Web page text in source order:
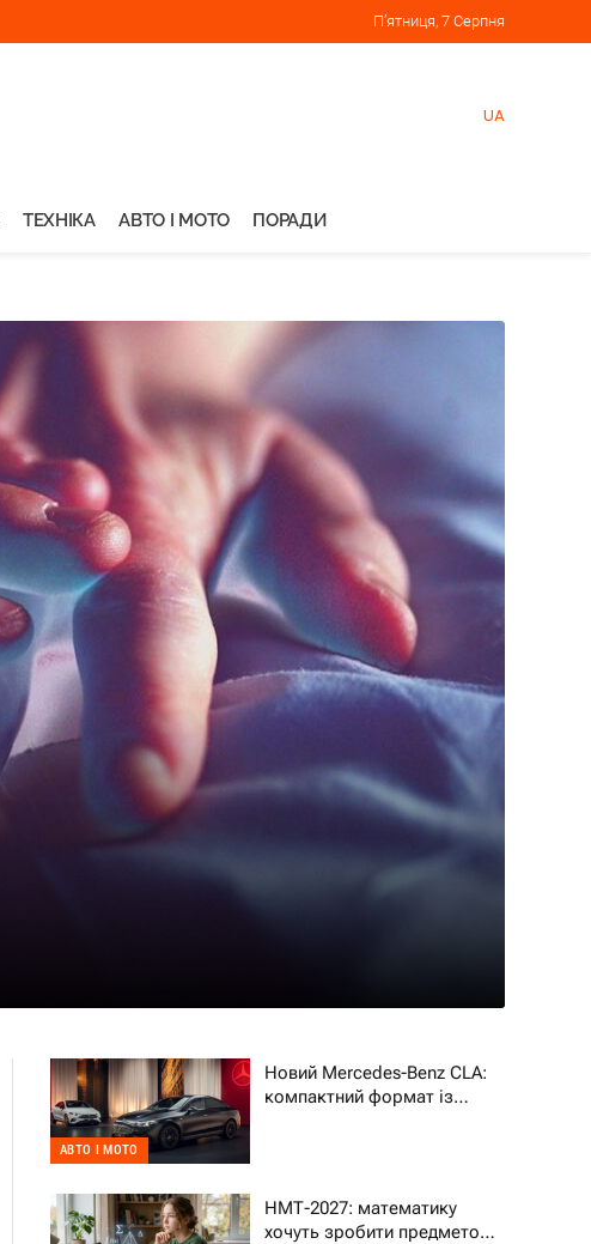
П’ятниця, 7 Серпня
UA
ТЕХНІКА АВТО І МОТО ПОРАДИ
АВТО І МОТО
Новий Mercedes-Benz CLA:
компактний формат із
НМТ-2027: математику
хочуть зробити предметом